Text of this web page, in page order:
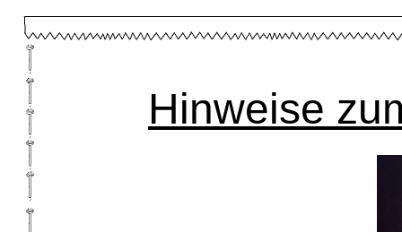
Hinweise